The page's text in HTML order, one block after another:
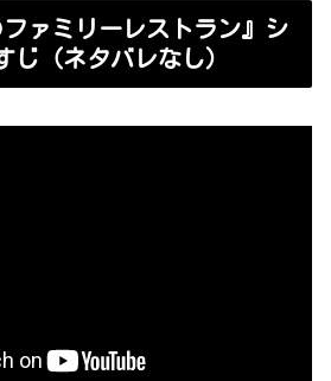
ファミリーレストラン』シ
じ（ネタバレなし）